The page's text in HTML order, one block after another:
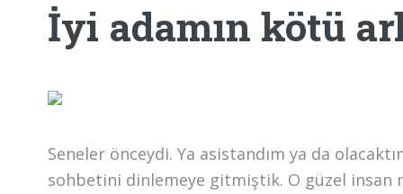
İyi adamın kötü
Seneler önceydi. Ya asistandım ya da
sohbetini dinlemeye gitmiştik. O güzel